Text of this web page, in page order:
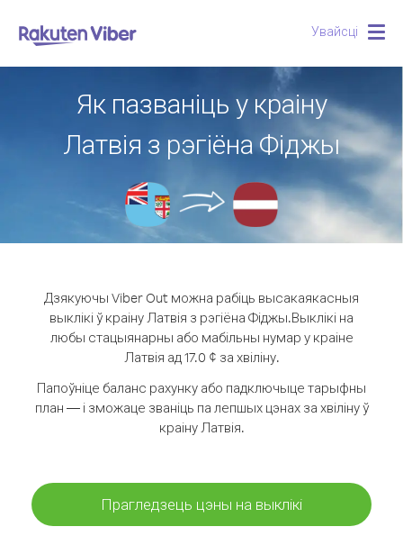
Увайсці
Як пазваніць у краіну
Латвія з рэгіёна Фіджы
Дзякуючы Viber Out можна рабіць высакаякасныя
выклікі ў краіну Латвія з рэгіёна Фіджы.Выклікі на
любы стацыянарны або мабільны нумар у краіне
Латвія ад 17.0 ¢ за хвіліну.
Папоўніце баланс рахунку або падключыце тарыфны
план — і зможаце званіць па лепшых цэнах за хвіліну ў
краіну Латвія.
Прагледзець цэны на выклікі